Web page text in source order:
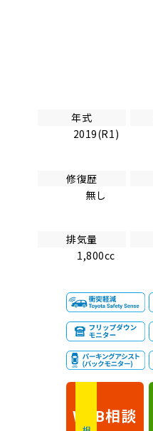
年式
2019(R1)
修復歴
無し
排気量
1,800cc
WEB相談